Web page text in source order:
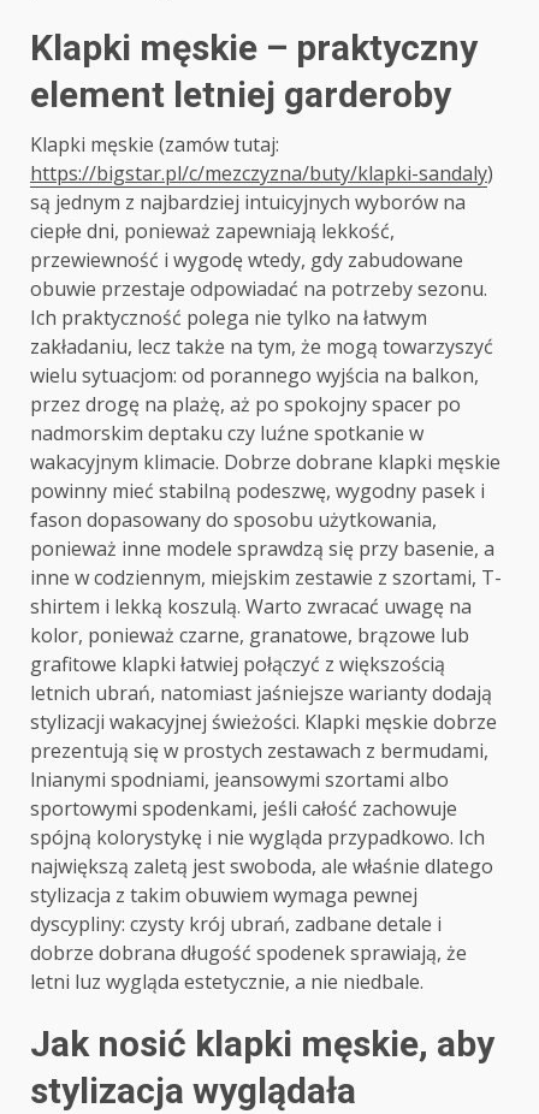
Klapki męskie – praktyczny
element letniej garderoby
Klapki męskie (zamów tutaj:
https://bigstar.pl/c/mezczyzna/buty/klapki-sandaly)
są jednym z najbardziej intuicyjnych wyborów na
ciepłe dni, ponieważ zapewniają lekkość,
przewiewność i wygodę wtedy, gdy zabudowane
obuwie przestaje odpowiadać na potrzeby sezonu.
Ich praktyczność polega nie tylko na łatwym
zakładaniu, lecz także na tym, że mogą towarzyszyć
wielu sytuacjom: od porannego wyjścia na balkon,
przez drogę na plażę, aż po spokojny spacer po
nadmorskim deptaku czy luźne spotkanie w
wakacyjnym klimacie. Dobrze dobrane klapki męskie
powinny mieć stabilną podeszwę, wygodny pasek i
fason dopasowany do sposobu użytkowania,
ponieważ inne modele sprawdzą się przy basenie, a
inne w codziennym, miejskim zestawie z szortami, T-
shirtem i lekką koszulą. Warto zwracać uwagę na
kolor, ponieważ czarne, granatowe, brązowe lub
grafitowe klapki łatwiej połączyć z większością
letnich ubrań, natomiast jaśniejsze warianty dodają
stylizacji wakacyjnej świeżości. Klapki męskie dobrze
prezentują się w prostych zestawach z bermudami,
lnianymi spodniami, jeansowymi szortami albo
sportowymi spodenkami, jeśli całość zachowuje
spójną kolorystykę i nie wygląda przypadkowo. Ich
największą zaletą jest swoboda, ale właśnie dlatego
stylizacja z takim obuwiem wymaga pewnej
dyscypliny: czysty krój ubrań, zadbane detale i
dobrze dobrana długość spodenek sprawiają, że
letni luz wygląda estetycznie, a nie niedbale.
Jak nosić klapki męskie, aby
stylizacja wyglądała